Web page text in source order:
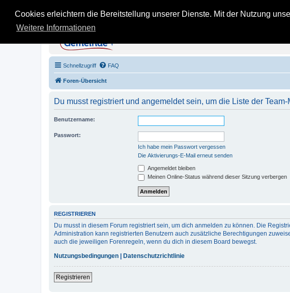
Cookies erleichtern die Bereitstellung unserer Dienste. Mit der Nutzung
Weitere Informationen
Schnellzugriff FAQ
Foren-Übersicht
Du musst registriert und angemeldet sein, um die Liste der
Benutzername:
Passwort:
Ich habe mein Passwort vergessen
Die Aktivierungs-E-Mail erneut senden
Angemeldet bleiben
Meinen Online-Status während dieser Sitzung verbergen
REGISTRIEREN
Du musst in diesem Forum registriert sein, um dich anmelden zu können. Die
Administration kann registrierten Benutzern auch zusätzliche Berechtigungen
auch die jeweiligen Forenregeln, wenn du dich in diesem Board bewegst.
Nutzungsbedingungen
Datenschutzrichtlinie
Registrieren